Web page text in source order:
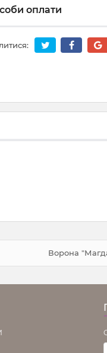
оплати
Ворона